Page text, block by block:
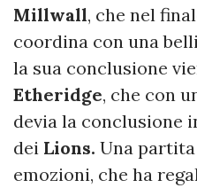
Millwall, che nel
coordina con una
la sua conclusione
Etheridge, che con
devia la conclusione
dei Lions. Una
emozioni, che ha